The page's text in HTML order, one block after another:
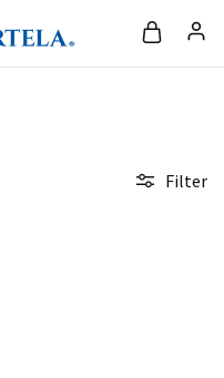
Filter